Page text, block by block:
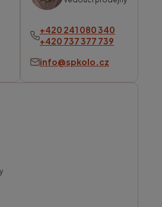
+420 241 080 340
+420 737 377 739
info@spkolo.cz